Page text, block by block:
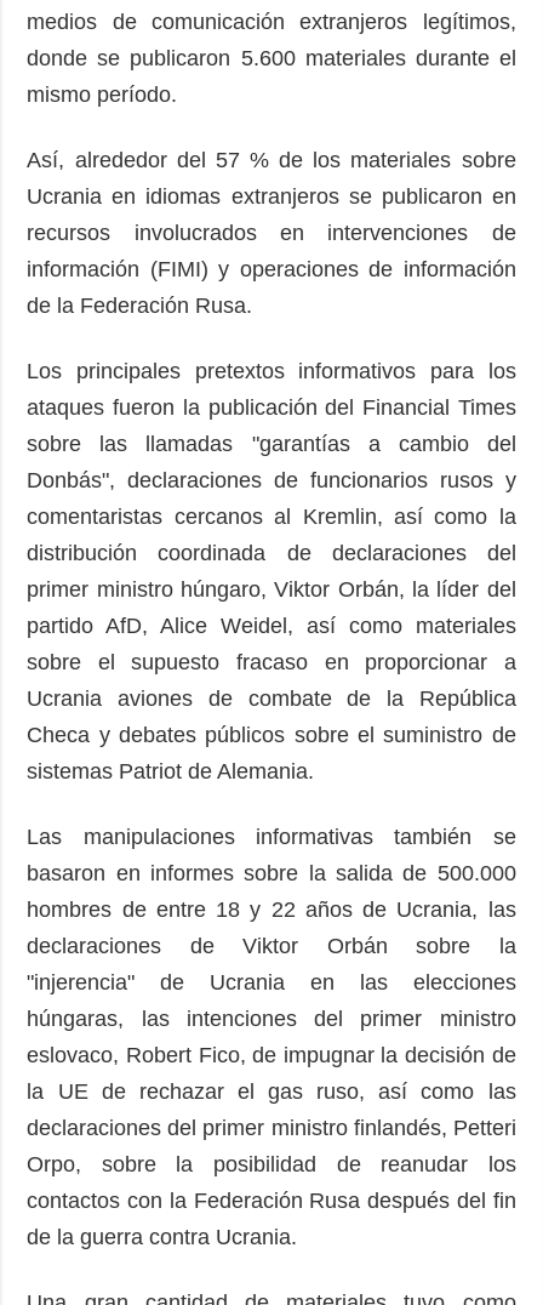
medios de comunicación extranjeros legítimos,
donde se publicaron 5.600 materiales durante el
mismo período.
Así, alrededor del 57 % de los materiales sobre
Ucrania en idiomas extranjeros se publicaron en
recursos involucrados en intervenciones de
información (FIMI) y operaciones de información
de la Federación Rusa.
Los principales pretextos informativos para los
ataques fueron la publicación del Financial Times
sobre las llamadas "garantías a cambio del
Donbás", declaraciones de funcionarios rusos y
comentaristas cercanos al Kremlin, así como la
distribución coordinada de declaraciones del
primer ministro húngaro, Viktor Orbán, la líder del
partido AfD, Alice Weidel, así como materiales
sobre el supuesto fracaso en proporcionar a
Ucrania aviones de combate de la República
Checa y debates públicos sobre el suministro de
sistemas Patriot de Alemania.
Las manipulaciones informativas también se
basaron en informes sobre la salida de 500.000
hombres de entre 18 y 22 años de Ucrania, las
declaraciones de Viktor Orbán sobre la
"injerencia" de Ucrania en las elecciones
húngaras, las intenciones del primer ministro
eslovaco, Robert Fico, de impugnar la decisión de
la UE de rechazar el gas ruso, así como las
declaraciones del primer ministro finlandés, Petteri
Orpo, sobre la posibilidad de reanudar los
contactos con la Federación Rusa después del fin
de la guerra contra Ucrania.